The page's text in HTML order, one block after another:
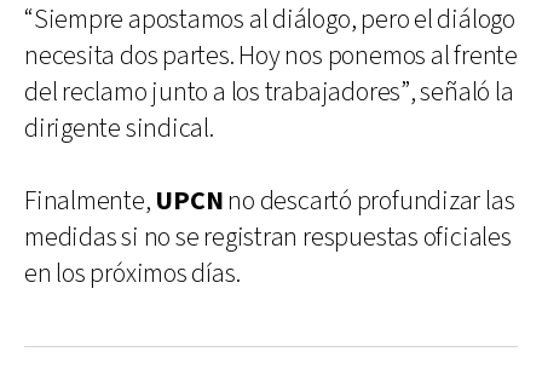
“Siempre apostamos al diálogo, pero el diálogo
necesita dos partes. Hoy nos ponemos al frente
del reclamo junto a los trabajadores”, señaló la
dirigente sindical.
Finalmente, UPCNno descartó profundizar las
medidas si no se registran respuestas oficiales
en los próximos días.